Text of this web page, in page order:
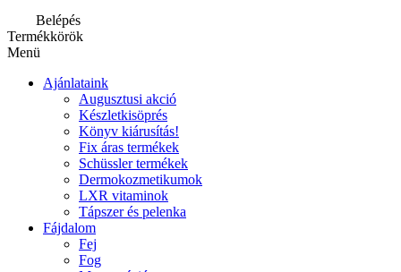
Belépés
Termékkörök
Menü
Ajánlataink
Augusztusi akció
Készletkisöprés
Könyv kiárusítás!
Fix áras termékek
Schüssler termékek
Dermokozmetikumok
LXR vitaminok
Tápszer és pelenka
Fájdalom
Fej
Fog